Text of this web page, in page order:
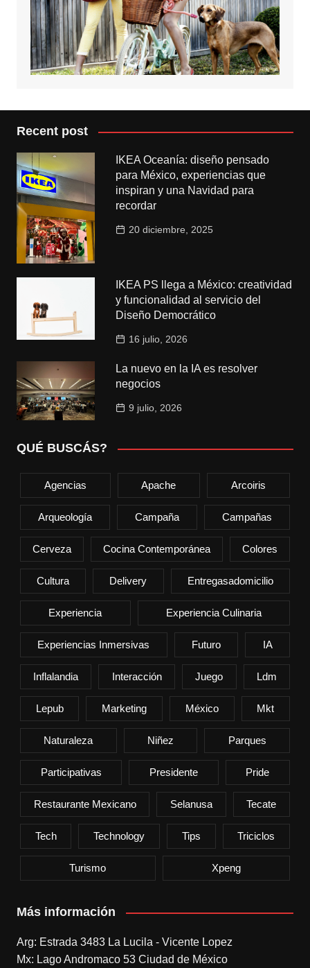
Recent post
IKEA Oceanía: diseño pensado
para México, experiencias que
inspiran y una Navidad para
recordar
20 diciembre, 2025
IKEA PS llega a México: creatividad
y funcionalidad al servicio del
Diseño Democrático
16 julio, 2026
La nuevo en la IA es resolver
negocios
9 julio, 2026
QUÉ BUSCÁS?
Agencias Apache Arcoiris
Arqueología Campaña Campañas
Cerveza Cocina Contemporánea Colores
Cultura Delivery Entregasadomicilio
Experiencia Experiencia Culinaria
Experiencias Inmersivas Futuro IA
Inflalandia Interacción Juego Ldm
Lepub Marketing México Mkt
Naturaleza Niñez Parques
Participativas Presidente Pride
Restaurante Mexicano Selanusa Tecate
Tech Technology Tips Triciclos
Turismo Xpeng
Más información
Arg: Estrada 3483 La Lucila - Vicente Lopez
Mx: Lago Andromaco 53 Ciudad de México